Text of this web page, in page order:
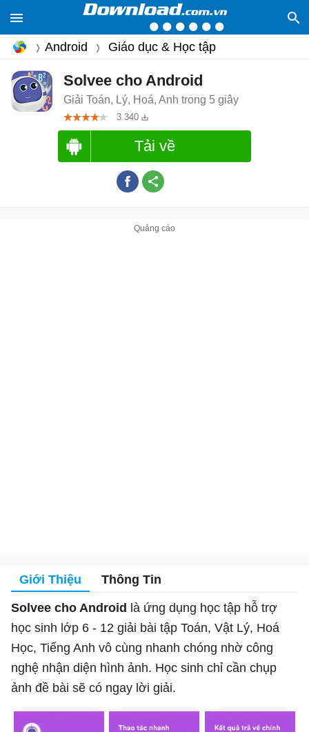
Android Giáo dục & Học tập
Solvee cho Android
Giải Toán, Lý, Hoá, Anh trong 5 giây
3.340
Tải về
Giới Thiệu Thông Tin
Solvee cho Android là ứng dụng học tập hỗ trợ
học sinh lớp 6 - 12 giải bài tập Toán, Vật Lý, Hoá
Học, Tiếng Anh vô cùng nhanh chóng nhờ công
nghệ nhận diện hình ảnh. Học sinh chỉ cần chụp
ảnh đề bài sẽ có ngay lời giải.